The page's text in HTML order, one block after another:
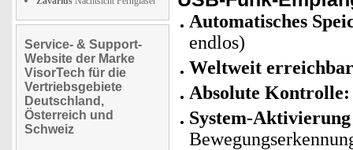
Service- & Support-
Website der Marke
VisorTech für die
Vertriebsgebiete
Deutschland,
Österreich und
Schweiz
Automatisches
endlos)
Weltweit
Absolute
System-